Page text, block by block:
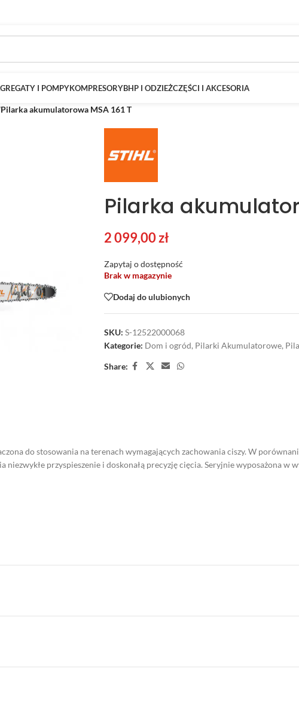
I POMPYKOMPRESORYBHP I ODZIEŻCZĘŚCI I AKCESORIA
Pilarka akumulatorowa MSA 161 T
Pilarka
2 099,00zł
Zapytaj o dostępność
Brak w magazynie
Dodaj do ulubionych
SKU: S-12522000068
Kategorie: Dom i ogród, Pilarki Akumulatorowe,
Share:
do stosowania na terenach wymagających zachowania ciszy. W
przyspieszenie i doskonałą precyzję cięcia. Seryjnie wyposażona w